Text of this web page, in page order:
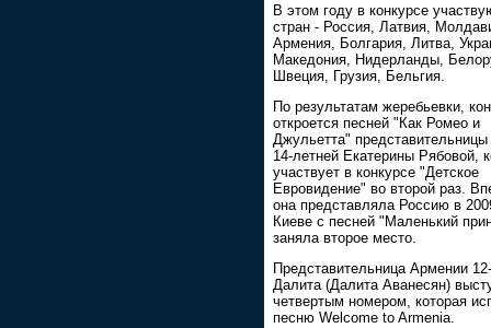
В этом году в конкурсе
стран - Россия, Латвия,
Армения, Болгария, Литва,
Македония, Нидерланды,
Швеция, Грузия, Бельгия.
По результатам жеребьевки,
откроется песней "Как Ромео и
Джульетта"
14-летней Екатерины Рябовой,
участвует в конкурсе "Детское
Евровидение" во второй раз.
она представляла Россию в
Киеве с песней "Маленький
заняла второе место.
Представительница Армении
Далита (Далита Аванесян)
четвертым номером, которая
песню Welcome to Armenia.